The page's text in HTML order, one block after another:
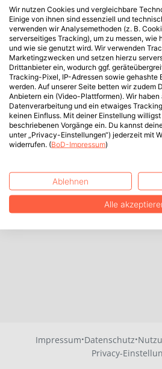
Impressum·Datenschutz·
Privacy-
Wir nutzen Cookies und vergleichbare
Einige von ihnen sind essenziell und
verwenden wir Analysemethoden (z. B.
serverseitiges Tracking), um zu messen, wie
und wie sie genutzt wird. Wir verwenden
Marketingzwecken und setzen hierzu
Drittanbieter ein, wodurch ggf.
Tracking-Pixel, IP-Adressen sowie
werden. Auf unserer Seite betten wir zudem
Anbietern ein (Video-Plattformen). Wir
Datenverarbeitung und ein etwaiges
keinen Einfluss. Mit deiner Einstellung
beschriebenen Vorgänge ein. Du kannst
unter „Privacy-Einstellungen“) jederzeit mit
widerrufen. (BoD-Impressum)
Ablehnen
Alle